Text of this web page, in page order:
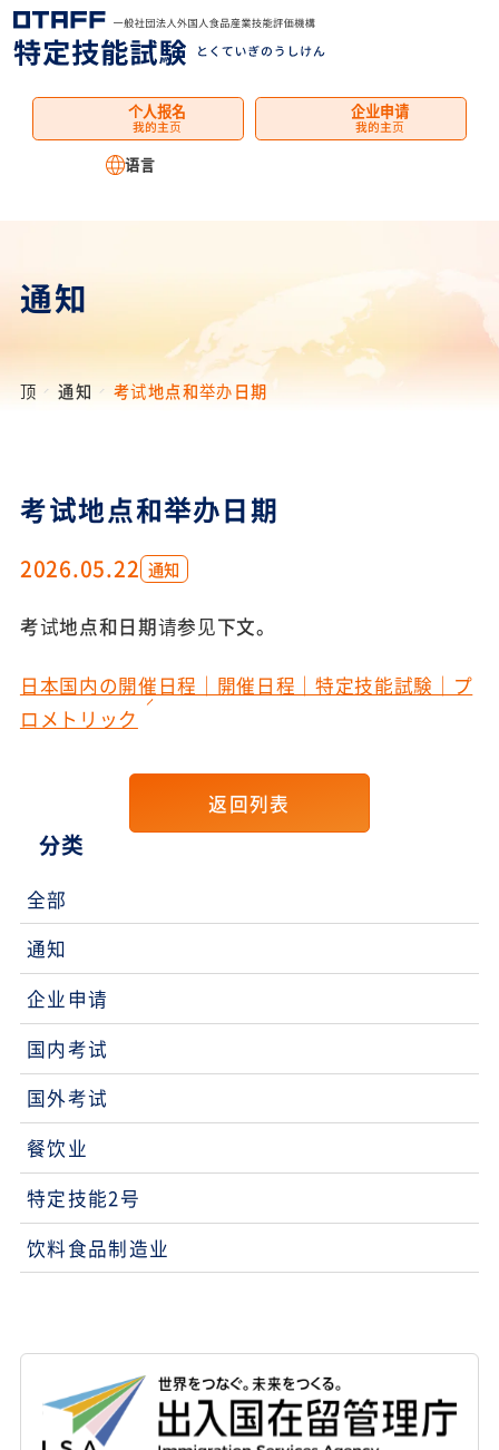
个人报名
我的主页
企业申请
我的主页
语言
通知
顶 通知 考试地点和举办日期
考试地点和举办日期
2026.05.22 通知
考试地点和日期请参见下文。
日本国内の開催日程｜開催日程｜特定技能試験｜プ
ロメトリック
返回列表
分类
全部
通知
企业申请
国内考试
国外考试
餐饮业
特定技能2号
饮料食品制造业